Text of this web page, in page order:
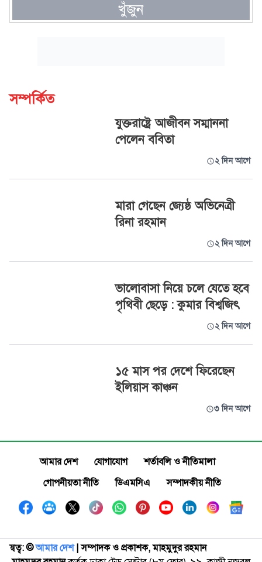
খুঁজুন
সম্পর্কিত
যুক্তরাষ্ট্রে আজীবন সম্মাননা
পেলেন ববিতা
২ দিন আগে
মারা গেছেন জ্যেষ্ঠ অভিনেত্রী
রিনা রহমান
২ দিন আগে
ভালোবাসা নিয়ে চলে যেতে হবে
পৃথিবী ছেড়ে : কুমার বিশ্বজিৎ
২ দিন আগে
১৫ মাস পর দেশে ফিরেছেন
ইলিয়াস কাঞ্চন
৩ দিন আগে
আমার দেশ যোগাযোগ
শর্তাবলি ও নীতিমালা
গোপনীয়তা নীতি
ডিএমসিএ সম্পাদকীয় নীতি
স্বত্ব: ©️আমার দেশ| সম্পাদক ও প্রকাশক, মাহমুদুর রহমান